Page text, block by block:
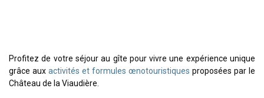
Profitez de votre séjour au gîte pour vivre une expérience unique
grâce aux activités et formules œnotouristiques proposées par le
Château de la Viaudière.